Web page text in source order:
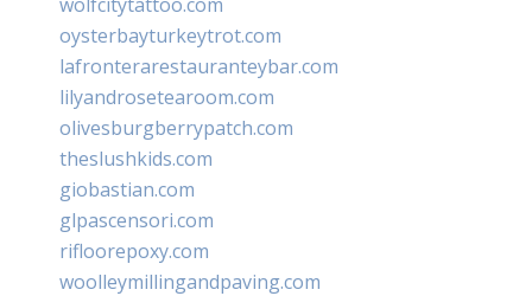
oysterbayturkeytrot.com
lafronterarestauranteybar.com
lilyandrosetearoom.com
olivesburgberrypatch.com
theslushkids.com
giobastian.com
glpascensori.com
rifloorepoxy.com
woolleymillingandpaving.com